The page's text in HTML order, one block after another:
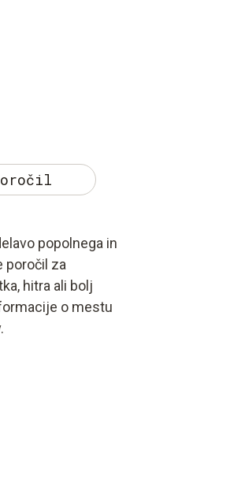
popolnega in
poročil za
hitra ali bolj
o mestu